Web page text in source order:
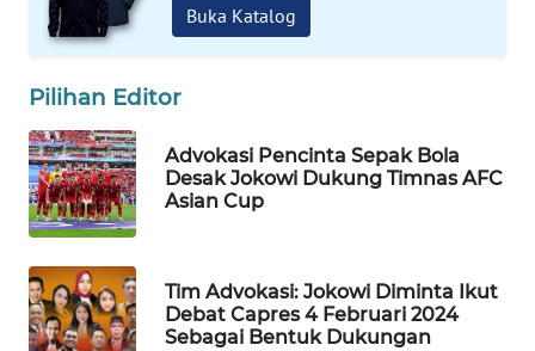
Buka Katalog
Pilihan Editor
Advokasi Pencinta Sepak Bola
Desak Jokowi Dukung Timnas AFC
Asian Cup
Tim Advokasi: Jokowi Diminta Ikut
Debat Capres 4 Februari 2024
Sebagai Bentuk Dukungan
WAHANA
LISTRIK
WAHANA
TRAVEL
WAHANA
TV
WAHANANEWS
ID